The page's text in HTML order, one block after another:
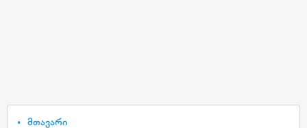
მთავარი